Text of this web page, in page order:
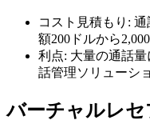
コスト見積もり:
額200ドルから2,000
利点: 大量の通話
話管理ソリューシ
バーチャルレ